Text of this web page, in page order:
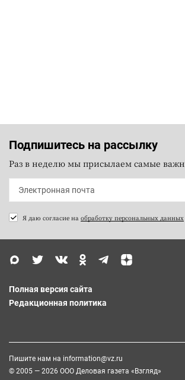
Подпишитесь на рассылку
Раз в неделю мы присылаем самые
Я даю согласие на обработку персональных данных
Полная версия сайта
Редакционная политика
Пишите нам на information@vz.ru
© 2005 — 2026 ООО Деловая газета «Взгляд»